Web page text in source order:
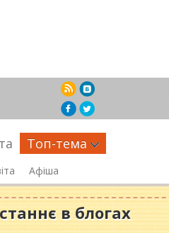
Топ-тема
Афіша
в блогах